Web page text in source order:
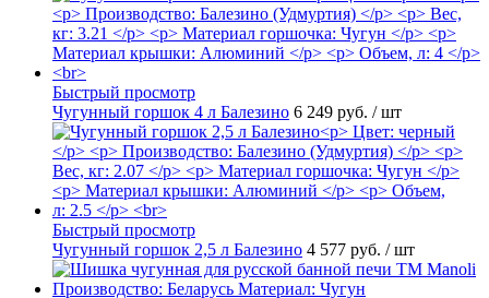
Быстрый просмотр
Чугунный горшок 4 л Балезино 6 249 руб. / шт
Быстрый просмотр
Чугунный горшок 2,5 л Балезино 4 577 руб. / шт